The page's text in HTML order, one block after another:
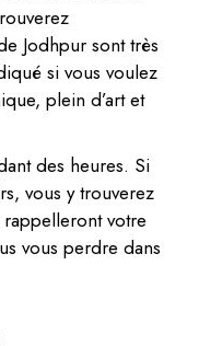
Jodhpur sont très
si vous voulez
plein d’art et
des heures. Si
vous y trouverez
votre
vous perdre dans